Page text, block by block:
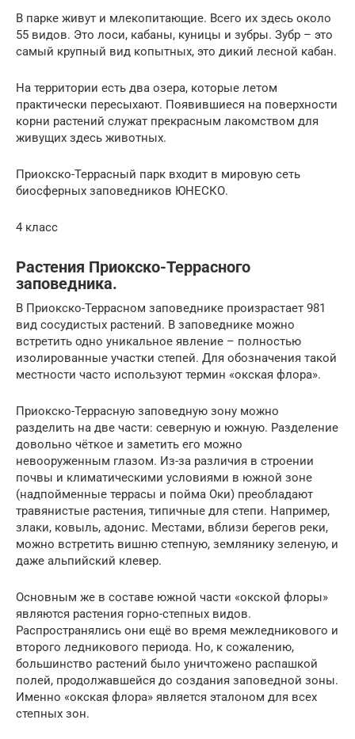
В парке живут и млекопитающие. Всего их здесь около
55 видов. Это лоси, кабаны, куницы и зубры. Зубр – это
самый крупный вид копытных, это дикий лесной кабан.
На территории есть два озера, которые летом
практически пересыхают. Появившиеся на поверхности
корни растений служат прекрасным лакомством для
живущих здесь животных.
Приокско-Террасный парк входит в мировую сеть
биосферных заповедников ЮНЕСКО.
4 класс
Растения Приокско-Террасного
заповедника.
В Приокско-Террасном заповеднике произрастает 981
вид сосудистых растений. В заповеднике можно
встретить одно уникальное явление – полностью
изолированные участки степей. Для обозначения такой
местности часто используют термин «окская флора».
Приокско-Террасную заповедную зону можно
разделить на две части: северную и южную. Разделение
довольно чёткое и заметить его можно
невооруженным глазом. Из-за различия в строении
почвы и климатическими условиями в южной зоне
(надпойменные террасы и пойма Оки) преобладают
травянистые растения, типичные для степи. Например,
злаки, ковыль, адонис. Местами, вблизи берегов реки,
можно встретить вишню степную, землянику зеленую, и
даже альпийский клевер.
Основным же в составе южной части «окской флоры»
являются растения горно-степных видов.
Распространялись они ещё во время межледникового и
второго ледникового периода. Но, к сожалению,
большинство растений было уничтожено распашкой
полей, продолжавшейся до создания заповедной зоны.
Именно «окская флора» является эталоном для всех
степных зон.